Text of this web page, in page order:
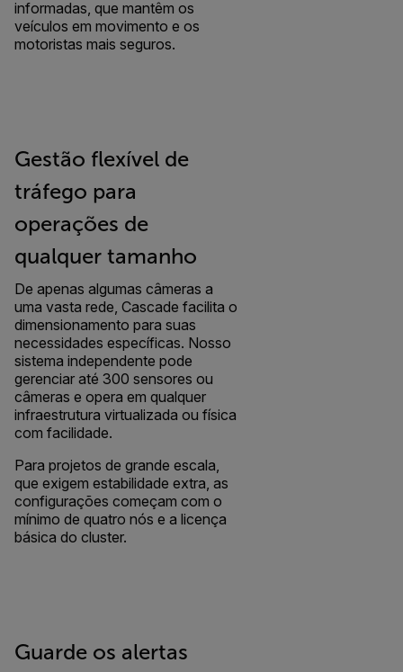
informadas, que mantêm os
veículos em movimento e os
motoristas mais seguros.
Gestão flexível de
tráfego para
operações de
qualquer tamanho
De apenas algumas câmeras a
uma vasta rede, Cascade facilita o
dimensionamento para suas
necessidades específicas. Nosso
sistema independente pode
gerenciar até 300 sensores ou
câmeras e opera em qualquer
infraestrutura virtualizada ou física
com facilidade.
Para projetos de grande escala,
que exigem estabilidade extra, as
configurações começam com o
mínimo de quatro nós e a licença
básica do cluster.
Guarde os alertas